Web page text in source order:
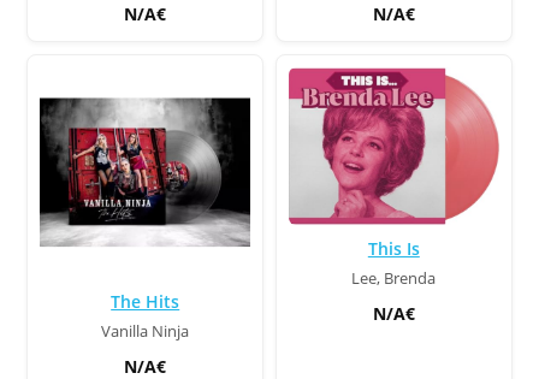
N/A€ N/A€
The Hits
Vanilla Ninja
N/A€
This Is
Lee, Brenda
N/A€